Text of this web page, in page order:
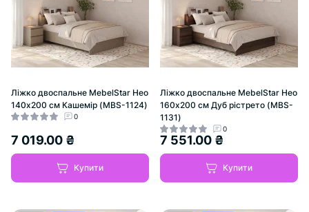
Ліжко двоспальне MebelStar Нео
140x200 см Кашемір (MBS-1124)
0
7 019.00 ₴
Купити
Ліжко двоспальне MebelStar Нео
160x200 см Дуб рістрето (MBS-
1131)
0
7 551.00 ₴
Купити